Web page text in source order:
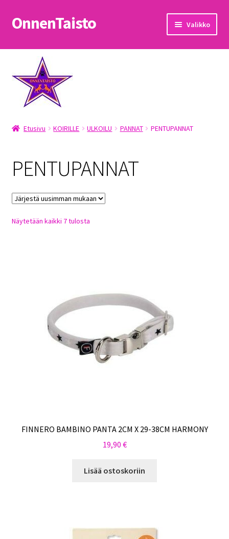
Siirry
navigointiin
Siirry
sisältöön
OnnenTaisto Valikko
Etusivu
Kassa
Oma tili
OnnenTaisto
Etusivu KOIRILLE ULKOILU PANNAT PENTUPANNAT
PENTUPANNAT
Näytetään kaikki 7 tulostaSorted
FINNERO BAMBINO PANTA 2CM X 29-38CM HARMONY
19,90 €
Lisää ostoskoriin